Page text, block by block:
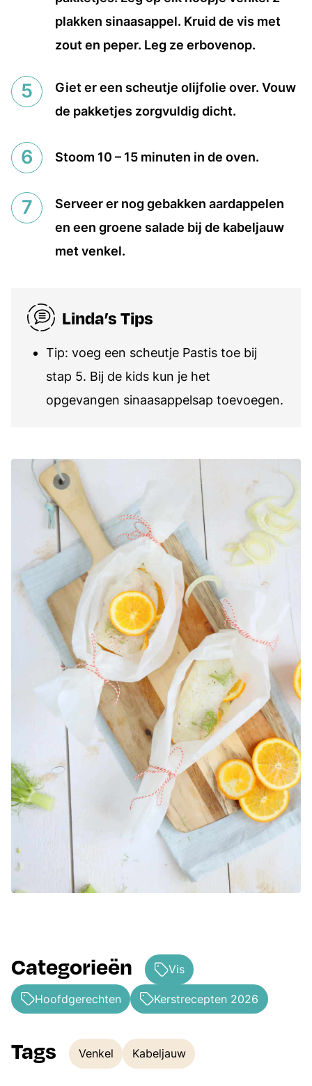
plakken sinaasappel. Kruid de vis met
zout en peper. Leg ze erbovenop.
Giet er een scheutje olijfolie over. Vouw
de pakketjes zorgvuldig dicht.
Stoom 10 – 15 minuten in de oven.
Serveer er nog gebakken aardappelen
en een groene salade bij de kabeljauw
met venkel.
Linda’s Tips
Tip: voeg een scheutje Pastis toe bij
stap 5. Bij de kids kun je het
opgevangen sinaasappelsap toevoegen.
Categorieën Vis
Hoofdgerechten Kerstrecepten 2026
Tags
Tags
Venkel Kabeljauw